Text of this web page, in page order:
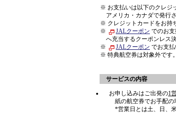
※ お支払いは以下のクレジ
アメリカ・カナダで発行
※ クレジットカードをお持
※
JALクーポン でのお
へ充当するクーポンレス
※
JALクーポン でお支
※ 特典航空券は対象外です。
サービスの内容
お申し込みはご出発の1
紙の航空券でお手配の
*営業日とは土、日、